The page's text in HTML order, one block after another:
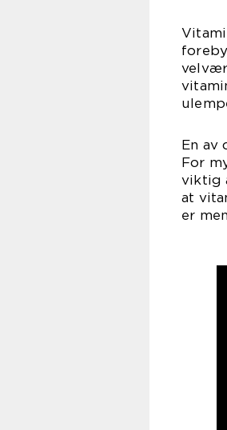
En av
For
viktig
at
er